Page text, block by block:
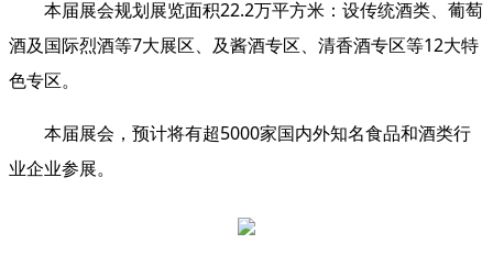
本届展会规划展览面积22.2万平方米：设传统酒类、葡萄
酒及国际烈酒等7大展区、及酱酒专区、清香酒专区等12大特
色专区。
本届展会，预计将有超5000家国内外知名食品和酒类行
业企业参展。